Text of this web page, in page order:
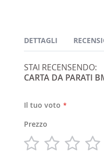
DETTAGLI
Informazioni
STAI RECENSENDO:
CARTA DA PARATI
Il tuo voto
Prezzo
1
2
3